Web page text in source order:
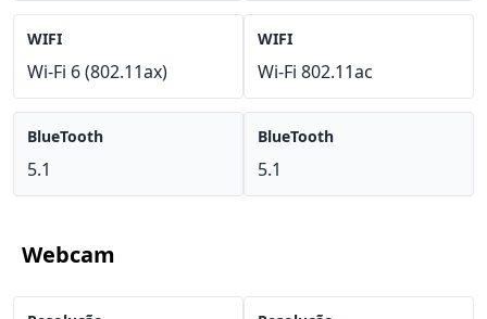
WIFI
Wi-Fi 6 (802.11ax)
BlueTooth
5.1
WIFI
Wi-Fi 802.11ac
BlueTooth
5.1
Webcam